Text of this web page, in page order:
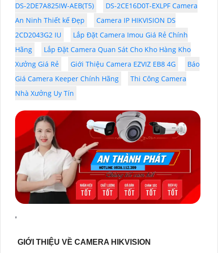
DS-2DE7A825IW-AEB(T5)
DS-2CE16D0T-EXLPF Camera
An Ninh Thiết kế Đẹp
Camera IP HIKVISION DS
2CD2043G2 IU
Lắp Đặt Camera Imou Giá Rẻ Chính
Hãng
Lắp Đặt Camera Quan Sát Cho Kho Hàng Kho
Xưởng Giá Rẻ
Giới Thiệu Camera EZVIZ EB8 4G
Báo
Giá Camera Keeper Chính Hãng
Thi Công Camera
Nhà Xưởng Uy Tín
'
GIỚI THIỆU VỀ CAMERA HIKVISION